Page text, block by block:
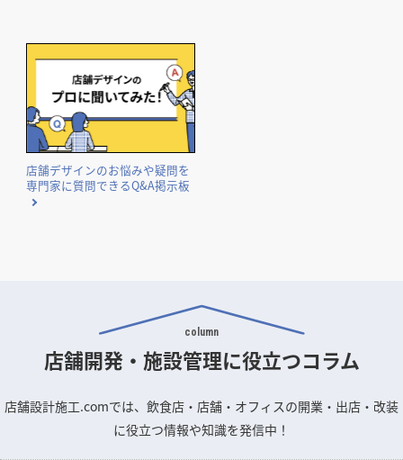
店舗デザインのお悩みや疑問を
専門家に質問できるQ&A掲示板
column
店舗開発・施設管理に役立つコラム
店舗設計施工.comでは、飲食店・店舗・オフィスの開業・出店・改装
に役立つ情報や知識を発信中！